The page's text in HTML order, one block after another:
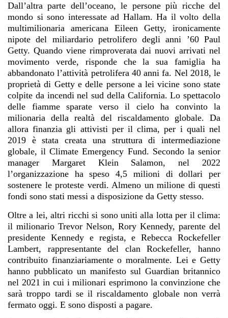
Dall’altra parte dell’oceano, le persone più ricche del
mondo si sono interessate ad Hallam. Ha il volto della
multimilionaria americana Eileen Getty, ironicamente
nipote del miliardario petrolifero degli anni ’60 Paul
Getty. Quando viene rimproverata dai nuovi arrivati nel
movimento verde, risponde che la sua famiglia ha
abbandonato l’attività petrolifera 40 anni fa. Nel 2018, le
proprietà di Getty e delle persone a lei vicine sono state
colpite da incendi nel sud della California. Lo spettacolo
delle fiamme sparate verso il cielo ha convinto la
milionaria della realtà del riscaldamento globale. Da
allora finanzia gli attivisti per il clima, per i quali nel
2019 è stata creata una struttura di intermediazione
globale, il Climate Emergency Fund. Secondo la senior
manager Margaret Klein Salamon, nel 2022
l’organizzazione ha speso 4,5 milioni di dollari per
sostenere le proteste verdi. Almeno un milione di questi
fondi sono stati messi a disposizione da Getty stesso.
Oltre a lei, altri ricchi si sono uniti alla lotta per il clima:
il milionario Trevor Nelson, Rory Kennedy, parente del
presidente Kennedy e regista, e Rebecca Rockefeller
Lambert, rappresentante del clan Rockefeller, hanno
contribuito finanziariamente o moralmente. Lei e Getty
hanno pubblicato un manifesto sul Guardian britannico
nel 2021 in cui i milionari esprimono la convinzione che
sarà troppo tardi se il riscaldamento globale non verrà
fermato oggi. E sono disposti a pagare.